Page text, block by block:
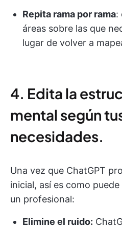
Repita rama por rama:
áreas sobre las que
lugar de volver a
4. Edita la
mental según
necesidades.
Una vez que ChatGPT
inicial, así es como
un profesional:
Elimine el ruido: